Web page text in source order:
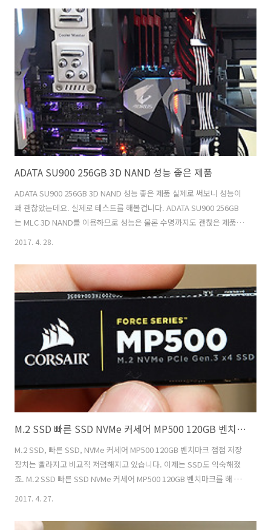
용이 가능 합니다. 물론 앞으로 나올 메인보드들은 사용이 가능할 것으로
보입니다. 메인보드는 Aorus Z270X Gaming 9을 사용했습니다. 이번
테스트에서는 씨게이트 1TB IronWolf Pro 를 이용해서 테스트를 할 것
입니다. 벤치마크를 이용한 테스트는 다음글로 미루고 체감 성능 위주로
테스트 해 봤습니다. 옵테인 메모리 10TB 하드디스크 성능 ..
ADATA SU900 256GB 3D NAND 성능 좋은 제품
ADATA SU900 256GB 3D NAND 성능 좋은 제품 실제로 써보니 성능이
꽤 괜찮았는데요. 실제로 테스트를 해볼겁니다. ADATA SU900 256GB
는 MLC 3D NAND를 이용하므로 성능은 물론 수명까지도 괜찮은 제품
입니다. 하드디스크를 쓰시는 분은 꼭 써보세요. ADATA SU900 256GB
있습니다. 덕분에 초보자 분들도 사용하기 어렵지 않습니다. 이제는
SSD를 쓰는것은 거의 자연스러운 일이 되버렸는데요. 근데 아직은 SSD
를 쓰지 않는 분들도 꽤 많습니다. HDD는 컴퓨터에서 가장 느린 장치 입
니다. 물론 고용량을 실현하려면 HDD가 좀 더 좋긴 한데요. 운영체제용
으로는 SSD가 훨씬 좋죠. ADATA SU90..
2017. 4. 28.
M.2 SSD 빠른 SSD NVMe 커세어 MP500 120GB 벤치마크
M.2 SSD, 빠른 SSD, NVMe 커세어 MP500 120GB 벤치마크 점점 저장
장치는 빨라지고 비교적 저렴해지고 있습니다. 이제는 SSD도 익숙해졌
죠. M.2 SSD 빠른 SSD NVMe 커세어 MP500 120GB 벤치마크를 해 봤
는데요. 용량이 좀 작아서 아쉽긴 하네요. M.2 SSD 빠른 SSD NVMe 인
네요. 물론 실제로 사용하는데 있어서는 제가 예전에도 계속 이야기 했듯
2017. 4. 27.